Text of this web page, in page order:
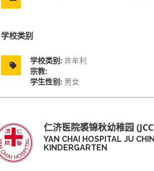
学校类别
学校类别: 非牟利
宗教:
学生性别: 男女
仁济医院裘锦秋幼稚园
YAN CHAI HOSPITAL JU
KINDERGARTEN